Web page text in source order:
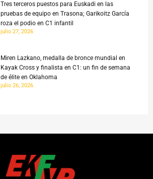
Tres terceros puestos para Euskadi en las
pruebas de equipo en Trasona; Garikoitz García
roza el podio en C1 infantil
julio 27, 2026
Miren Lazkano, medalla de bronce mundial en
Kayak Cross y finalista en C1: un fin de semana
de élite en Oklahoma
julio 26, 2026